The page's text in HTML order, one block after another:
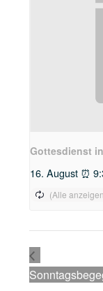
Gottesdienst
16. August ⏰